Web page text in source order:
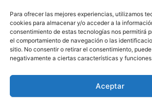
Para ofrecer las mejores experiencias, utilizamos
cookies para almacenar y/o acceder a la
consentimiento de estas tecnologías nos permitirá
el comportamiento de navegación o las
sitio. No consentir o retirar el consentimiento,
negativamente a ciertas características y
Aceptar